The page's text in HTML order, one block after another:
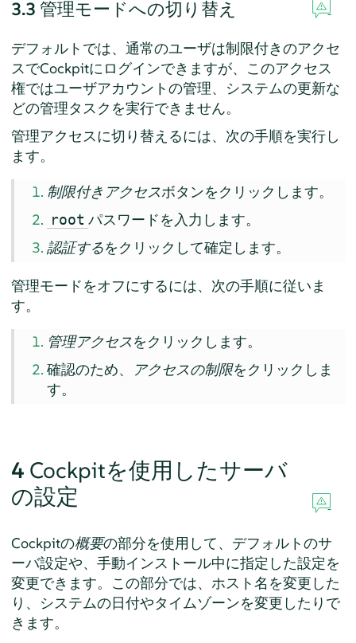
3.3 管理モードへの切り替え
デフォルトでは、通常のユーザは制限付きのアクセ
スでCockpitにログインできますが、このアクセス
権ではユーザアカウントの管理、システムの更新な
どの管理タスクを実行できません。
管理アクセスに切り替えるには、次の手順を実行し
ます。
制限付きアクセスボタンをクリックします。
root パスワードを入力します。
認証するをクリックして確定します。
管理モードをオフにするには、次の手順に従いま
す。
管理アクセスをクリックします。
確認のため、
アクセスの制限をクリックしま
す。
4 Cockpitを使用したサーバ
の設定
Cockpitの概要の部分を使用して、デフォルトのサ
ーバ設定や、手動インストール中に指定した設定を
変更できます。この部分では、ホスト名を変更した
り、システムの日付やタイムゾーンを変更したりで
きます。